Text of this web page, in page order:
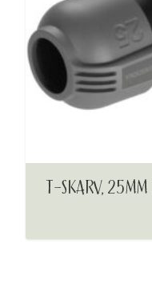
T-SKARV,